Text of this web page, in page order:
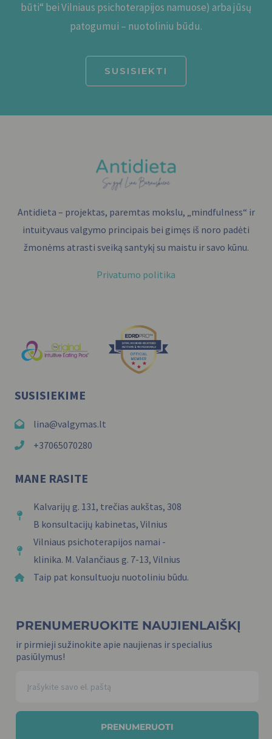
būti“ bei Vilniaus psichoterapijos namuose) arba jūsų
patogumui – nuotoliniu būdu.
SUSISIEKTI
Antidieta – projektas, paremtas mokslu, „mindfulness“ ir
intuityvaus valgymo principais bei gimęs iš noro padėti
žmonėms atrasti sveiką santykį su maistu ir savo kūnu.
Privatumo politika
SUSISIEKIME
lina@valgymas.lt
+37065070280
MANE RASITE
Kalvarijų g. 131, trečias aukštas, 308
B konsultacijų kabinetas, Vilnius
Vilniaus psichoterapijos namai -
klinika. M. Valančiaus g. 7-13, Vilnius
Taip pat konsultuoju nuotoliniu būdu.
PRENUMERUOKITE NAUJIENLAIŠKĮ
ir pirmieji sužinokite apie naujienas ir specialius
pasiūlymus!
PRENUMERUOTI